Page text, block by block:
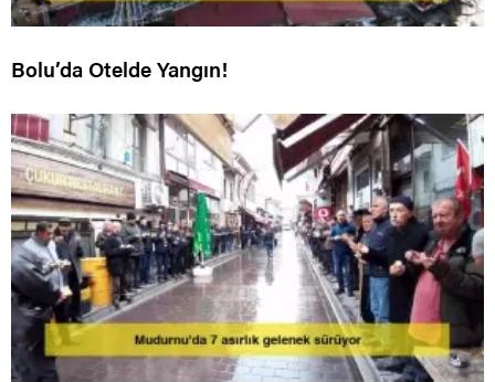
Bolu’da Otelde Yangın!